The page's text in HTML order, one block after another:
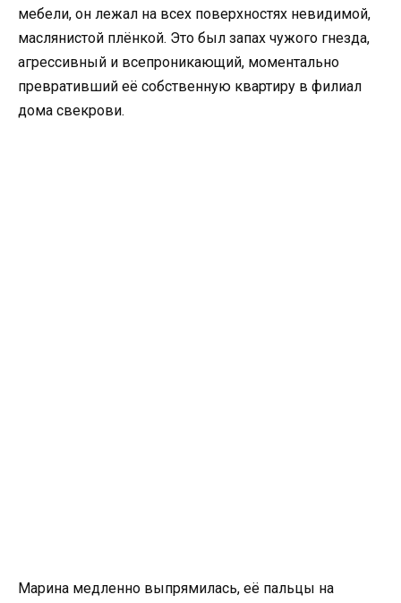
мебели, он лежал на всех поверхностях невидимой,
маслянистой плёнкой. Это был запах чужого гнезда,
агрессивный и всепроникающий, моментально
превративший её собственную квартиру в филиал
дома свекрови.
Марина медленно выпрямилась, её пальцы на